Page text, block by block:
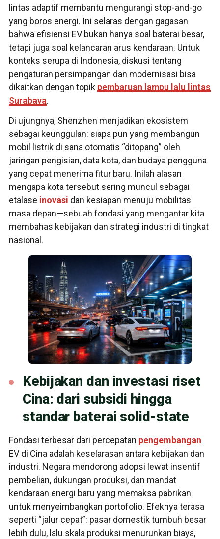
lintas adaptif membantu mengurangi stop-and-go
yang boros energi. Ini selaras dengan gagasan
bahwa efisiensi EV bukan hanya soal baterai besar,
tetapi juga soal kelancaran arus kendaraan. Untuk
konteks serupa di Indonesia, diskusi tentang
pengaturan persimpangan dan modernisasi bisa
dikaitkan dengan topik pembaruan lampu lalu lintas
Surabaya.
Di ujungnya, Shenzhen menjadikan ekosistem
sebagai keunggulan: siapa pun yang membangun
mobil listrik di sana otomatis “ditopang” oleh
jaringan pengisian, data kota, dan budaya pengguna
yang cepat menerima fitur baru. Inilah alasan
mengapa kota tersebut sering muncul sebagai
etalase inovasi dan kesiapan menuju mobilitas
masa depan—sebuah fondasi yang mengantar kita
membahas kebijakan dan strategi industri di tingkat
nasional.
Kebijakan dan investasi riset
Cina: dari subsidi hingga
standar baterai solid-state
Fondasi terbesar dari percepatan pengembangan
EV di Cina adalah keselarasan antara kebijakan dan
industri. Negara mendorong adopsi lewat insentif
pembelian, dukungan produksi, dan mandat
kendaraan energi baru yang memaksa pabrikan
untuk menyeimbangkan portofolio. Efeknya terasa
seperti “jalur cepat”: pasar domestik tumbuh besar
lebih dulu, lalu skala produksi menurunkan biaya,